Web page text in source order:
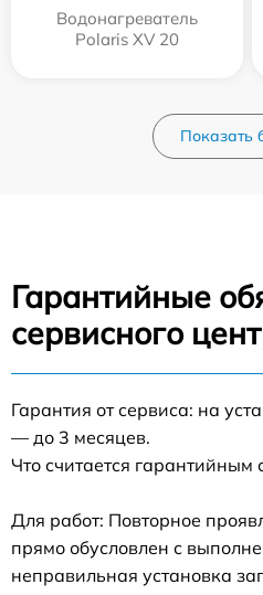
Водонагреватель
Polaris XV 20
Показать
Гарантийные
сервисного
Гарантия от сервиса: на
— до 3 месяцев.
Что считается гарантийным
Для работ: Повторное
прямо обусловлен с
неправильная установка